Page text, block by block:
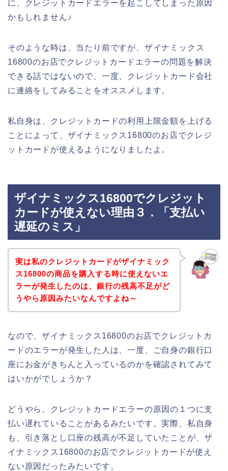
に、クレジットカードエラーを起こしてしまった原因
かもしれません♪
そのような時は、当たり前ですが、ザイナミックス
16800のお店でクレジットカードエラーの問題を解決
できる話ではないので、一度、クレジットカード会社
に連絡をしてみることをオススメします。
私自身は、クレジットカードの利用上限金額を上げる
ことによって、ザイナミックス16800のお店でクレジ
ットカードが使えるようになりましたよ。
ザイナミックス16800でクレジット
カードが使えない理由３．「支払い
遅延のミス」
実は私のクレジットカードがザイナミック
ス16800の商品を購入する時に使えないエ
ラーが発生したのは、銀行の残高不足がど
うやら原因みたいなんですよね～
なので、ザイナミックス16800のお店でクレジットカ
ードのエラーが発生した人は、一度、ご自身の銀行口
座にお金がきちんと入っているのかを確認されてみて
はいかがでしょうか？
どうやら、クレジットカードエラーの原因の１つに支
払い遅れていることがあるみたいです。実際、私自身
も、引き落とし口座の残高が不足していたことが、ザ
イナミックス16800のお店でクレジットカードが使え
ない原因だったみたいです。